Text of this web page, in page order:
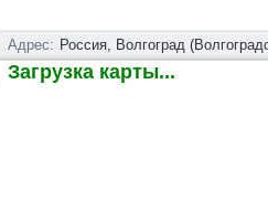
Адрес: Россия, Волгоград
Загрузка карты...